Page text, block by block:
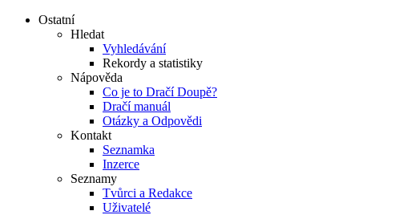
Ostatní
Hledat
Vyhledávání
Rekordy a statistiky
Nápověda
Co je to Dračí Doupě?
Dračí manuál
Otázky a Odpovědi
Kontakt
Seznamka
Inzerce
Seznamy
Tvůrci a Redakce
Uživatelé